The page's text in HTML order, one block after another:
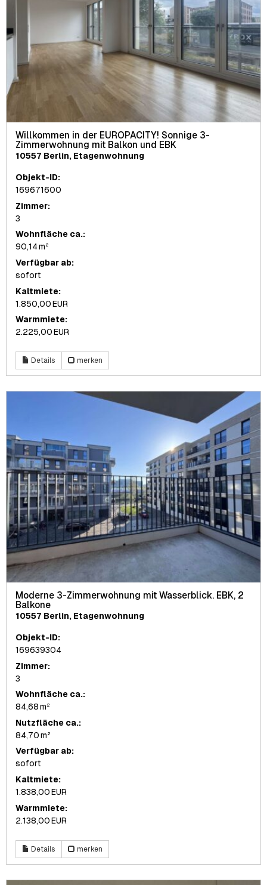
Willkommen in der EUROPACITY! Sonnige 3-
Zimmerwohnung mit Balkon und EBK
10557 Berlin, Etagenwohnung
Objekt-ID:
169671600
Zimmer:
3
Wohnfläche ca.:
90,14 m²
Verfügbar ab:
sofort
Kaltmiete:
1.850,00 EUR
Warmmiete:
2.225,00 EUR
Details merken
Moderne 3-Zimmerwohnung mit Wasserblick. EBK, 2
Balkone
10557 Berlin, Etagenwohnung
Objekt-ID:
169639304
Zimmer:
3
Wohnfläche ca.:
84,68 m²
Nutzfläche ca.:
84,70 m²
Verfügbar ab:
sofort
Kaltmiete:
1.838,00 EUR
Warmmiete:
2.138,00 EUR
Details merken